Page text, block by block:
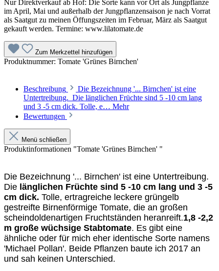
Nur Direktverkauf ab Hof: Die Sorte kann vor Ort als Jungpflanze
im April, Mai und außerhalb der Jungpflanzensaison je nach Vorrat
als Saatgut zu meinen Öffungszeiten im Februar, März als Saatgut
gekauft werden. Termine: www.lilatomate.de
Zum Merkzettel hinzufügen
Produktnummer: Tomate 'Grünes Birnchen'
Beschreibung
Die Bezeichnung '... Birnchen' ist eine
Untertreibung. Die länglichen Früchte sind 5 -10 cm lang
und 3 -5 cm dick. Tolle, e… Mehr
Bewertungen
Menü schließen
Produktinformationen "Tomate 'Grünes Birnchen' "
Die Bezeichnung '... Birnchen' ist eine Untertreibung.
Die länglichen Früchte sind 5 -10 cm lang und 3 -5
cm dick. Tolle, ertragreiche leckere grüngelb
gestreifte Birnenförmige Tomate, die an großen
scheindoldenartigen Fruchtständen heranreift.1,8 -2,2
m große wüchsige Stabtomate. Es gibt eine
ähnliche oder für mich eher identische Sorte namens
'Michael Pollan'. Beide Pflanzen baute ich 2017 an
und sah keinen Unterschied.